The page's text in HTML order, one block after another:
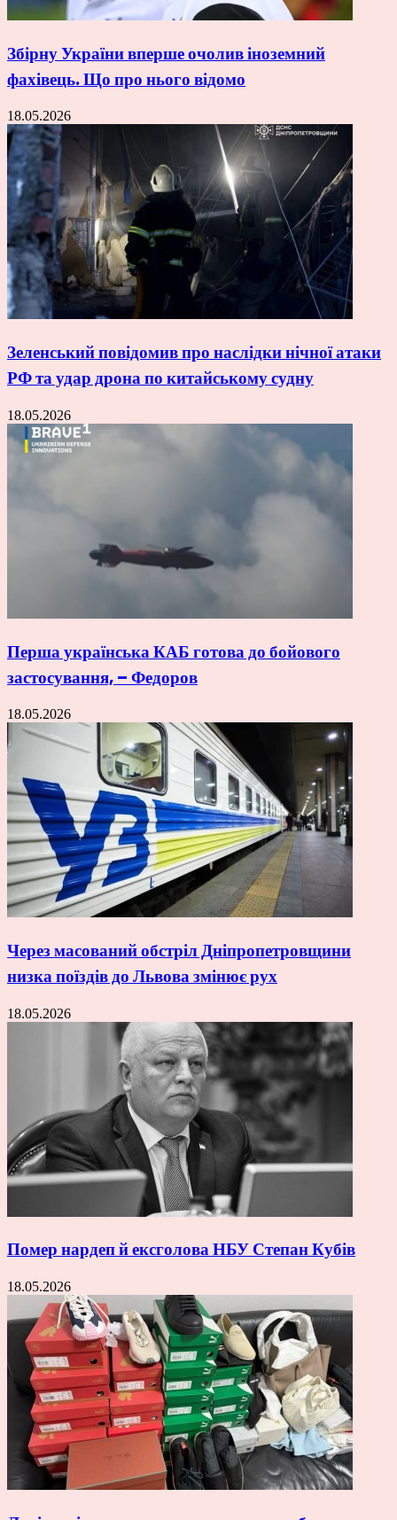
Збірну України вперше очолив іноземний
фахівець. Що про нього відомо
18.05.2026
Зеленський повідомив про наслідки нічної атаки
РФ та удар дрона по китайському судну
18.05.2026
Перша українська КАБ готова до бойового
застосування, – Федоров
18.05.2026
Через масований обстріл Дніпропетровщини
низка поїздів до Львова змінює рух
18.05.2026
Помер нардеп й ексголова НБУ Степан Кубів
18.05.2026